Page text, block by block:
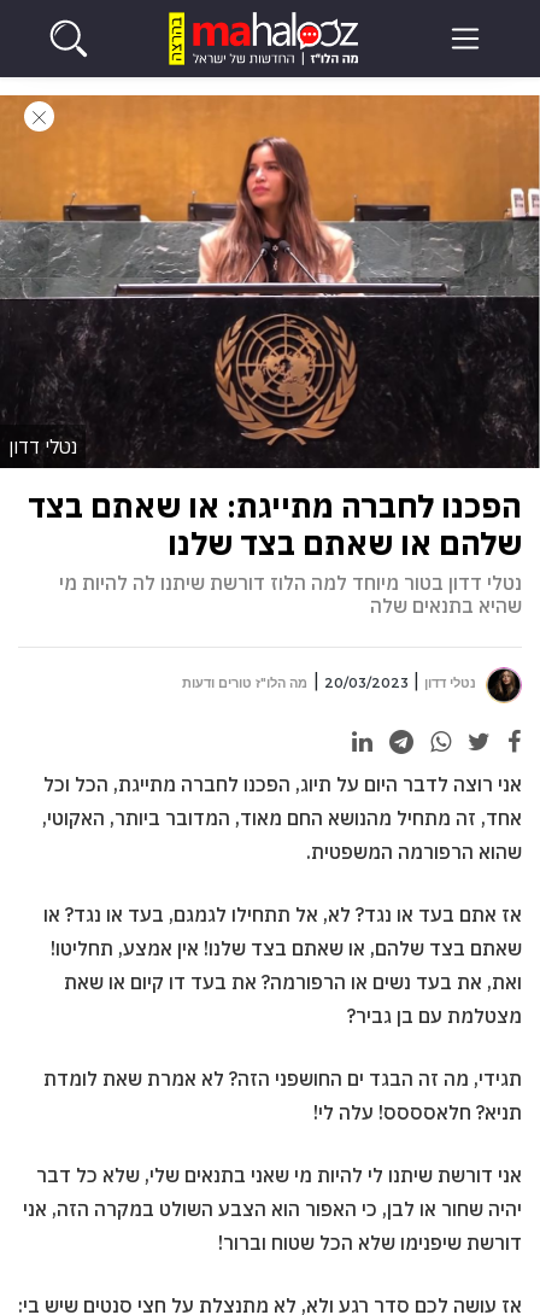
נטלי דדון
הפכנו לחברה מתייגת: או שאתם בצד
שלהם או שאתם בצד שלנו
נטלי דדון בטור מיוחד למה הלוז דורשת שיתנו לה להיות מי
שהיא בתנאים שלה
נטלי דדון 20/03/2023 מה הלו"ז טורים ודעות
אני רוצה לדבר היום על תיוג, הפכנו לחברה מתייגת, הכל וכל
אחד, זה מתחיל מהנושא החם מאוד, המדובר ביותר, האקוטי,
שהוא הרפורמה המשפטית.
אז אתם בעד או נגד? לא, אל תתחילו לגמגם, בעד או נגד? או
שאתם בצד שלהם, או שאתם בצד שלנו! אין אמצע, תחליטו!
ואת, את בעד נשים או הרפורמה? את בעד דו קיום או שאת
מצטלמת עם בן גביר?
תגידי, מה זה הבגד ים החושפני הזה? לא אמרת שאת לומדת
תניא? חלאסססס! עלה לי!
אני דורשת שיתנו לי להיות מי שאני בתנאים שלי, שלא כל דבר
יהיה שחור או לבן, כי האפור הוא הצבע השולט במקרה הזה, אני
דורשת שיפנימו שלא הכל שטוח וברור!
אז עושה לכם סדר רגע ולא, לא מתנצלת על חצי סנטים שיש בי: